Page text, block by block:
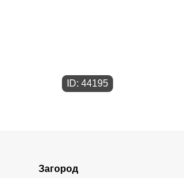
ID: 44195
Загород